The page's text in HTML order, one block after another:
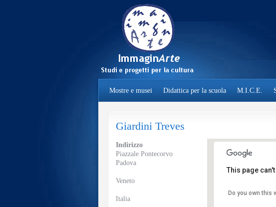
Mostre e musei Didattica per la scuola M.I.C.E.
Giardini Treves
This page
Do you own this
Indirizzo
Piazzale Pontecorvo
Padova
Veneto
Italia